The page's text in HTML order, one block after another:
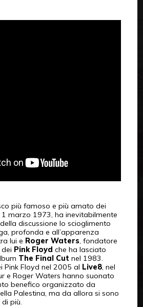
più famoso e più amato dei
1 marzo 1973, ha inevitabilmente
discussione lo scioglimento
profonda e all’apparenza
lui e Roger Waters, fondatore
Pink Floyd che ha lasciato
The Final Cut nel 1983.
Pink Floyd nel 2005 al Live8, nel
e Roger Waters hanno suonato
benefico organizzato da
Palestina, ma da allora si sono
più.